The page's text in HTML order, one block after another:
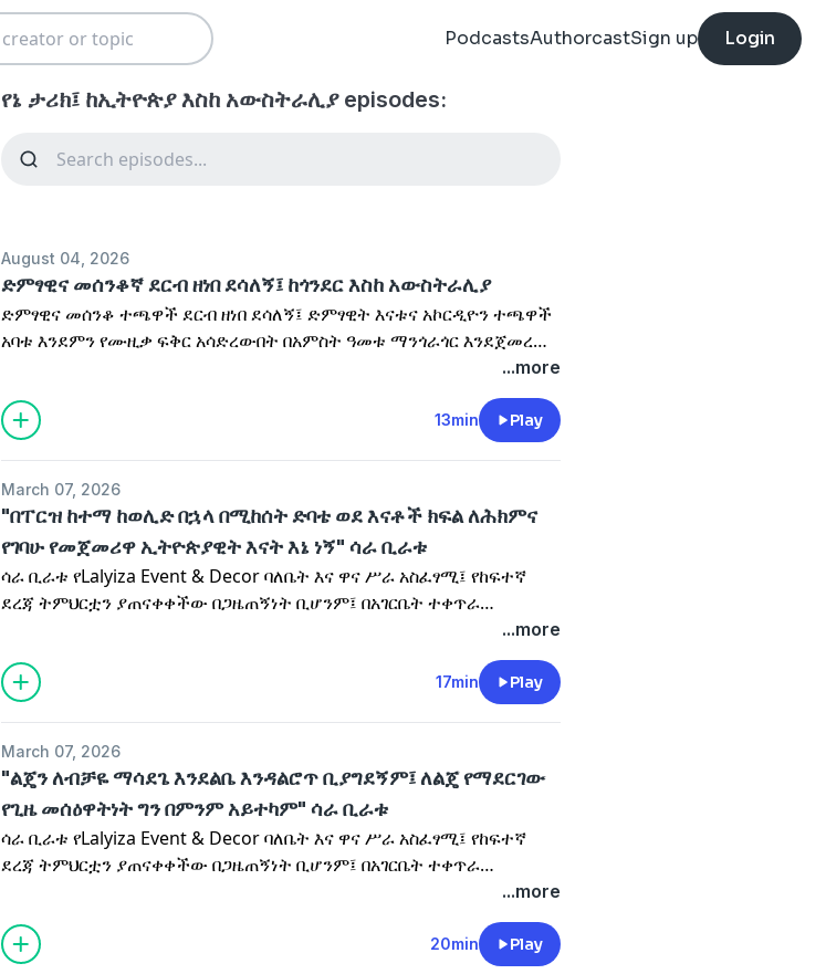
PodcastsAuthorcastSign up Login
የኔ ታሪክ፤ ከኢትዮጵያ እስከ አውስትራሊያ episodes:
August 04, 2026
ድምፃዊና መሰንቆኛ ደርብ ዘነበ ደሳለኝ፤ ከጎንደር እስከ አውስትራሊያ
ድምፃዊና መሰንቆ ተጫዋች ደርብ ዘነበ ደሳለኝ፤ ድምፃዊት እናቱና አኮርዲዮን ተጫዋች
አባቱ እንደምን የሙዚቃ ፍቅር አሳድረውበት በአምስት ዓመቱ ማንጎራጎር እንደጀመረ
ያወጋል። በሀገረ አውስትራሊያ የሙዚቃ ሕይወቱ ስለ ገጠሙት ተግዳሮቶችና መልካም
...more
13min Play
March 07, 2026
"በፐርዝ ከተማ ከወሊድ በኋላ በሚከሰት ድባቴ ወደ እናቶች ክፍል ለሕክምና
የገባሁ የመጀመሪዋ ኢትዮጵያዊት እናት እኔ ነኝ" ሳራ ቢራቱ
ሳራ ቢራቱ የLalyiza Event & Decor ባለቤት እና ዋና ሥራ አስፈፃሚ፤ የከፍተኛ
ደረጃ ትምህርቷን ያጠናቀቀችው በጋዜጠኝነት ቢሆንም፤ በአገርቤት ተቀጥራ
ያገለገለችው በመምህርትነትና በኢትዮጵያ አየር መንገድ የበረራ አስተናጋጅነት ነበር ።
በአውስትራሊያ በንግዱ ዓለም ተሰማርታ ትገኛለች። የ2026 ዓለም አቀፍ የሴቶች ቀን
ማርች 8 እንግዳ ናት።
...more
17min Play
March 07, 2026
"ልጄን ለብቻዬ ማሳደጌ እንደልቤ እንዳልሮጥ ቢያግደኝም፤ ለልጄ የማደርገው
የጊዜ መሰዕዋትነት ግን በምንም አይተካም" ሳራ ቢራቱ
ሳራ ቢራቱ የLalyiza Event & Decor ባለቤት እና ዋና ሥራ አስፈፃሚ፤ የከፍተኛ
ደረጃ ትምህርቷን ያጠናቀቀችው በጋዜጠኝነት ቢሆንም፤ በአገርቤት ተቀጥራ
ያገለገለችው በመምህርትነትና በኢትዮጵያ አየር መንገድ የበረራ አስተናጋጅነት ነበር ።
በአውስትራሊያ በንግዱ ዓለም ተሰማርታ ትገኛለች። የ2026 ዓለም አቀፍ የሴቶች ቀን
ማርች 8 እንግዳ ናት።
...more
20min Play